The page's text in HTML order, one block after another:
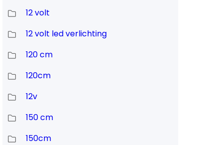
12 volt
12 volt led verlichting
120 cm
120cm
12v
150 cm
150cm